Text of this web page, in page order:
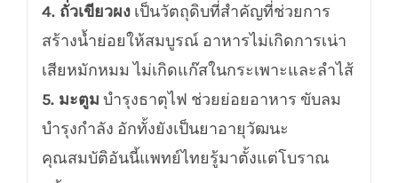
4. ถั่วเขียวผงเป็นวัตถุดิบที่สำคัญที่ช่วยการ
สร้างน้ำย่อยให้สมบูรณ์ อาหารไม่เกิดการเน่า
เสียหมักหมม ไม่เกิดแก๊สในกระเพาะและลำไส้
5. มะตูม บำรุงธาตุไฟ ช่วยย่อยอาหาร ขับลม
บำรุงกำลัง อักทั้งยังเป็นยาอายุวัฒนะ
คุณสมบัติอันนี้แพทย์ไทยรู้มาตั้งแต่โบราณ